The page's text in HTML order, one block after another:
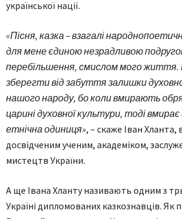
української нації.
«Пісня, казка – взагалі
для мене єдиною незрадливою
перебільшення, смислом мого життя.
зберегти від забуття залишки
нашого народу, бо коли вмирають
царині духовної культури, тоді вмирає
етнічна одиниця», – скаже Іван
досвідченим ученим, академіком,
мистецтв України.
А ще Івана Хланту називають одним з
Україні дипломованих казкознавців. Як